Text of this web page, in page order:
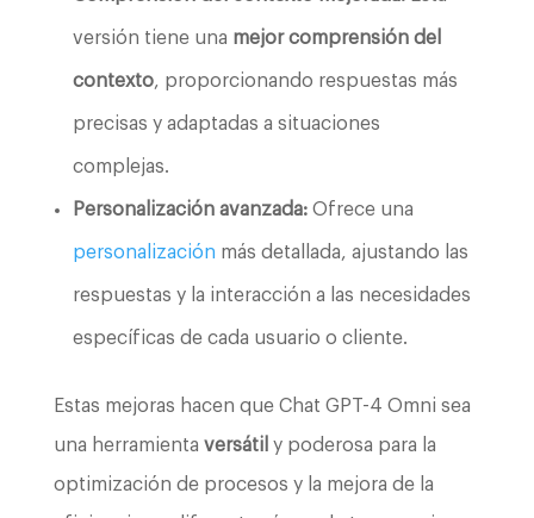
versión tiene una mejor comprensión del
contexto, proporcionando respuestas más
precisas y adaptadas a situaciones
complejas.
Personalización avanzada:Ofrece una
personalización más detallada, ajustando las
respuestas y la interacción a las necesidades
específicas de cada usuario o cliente.
Estas mejoras hacen que Chat GPT-4 Omni sea
una herramienta versátil y poderosa para la
optimización de procesos y la mejora de la